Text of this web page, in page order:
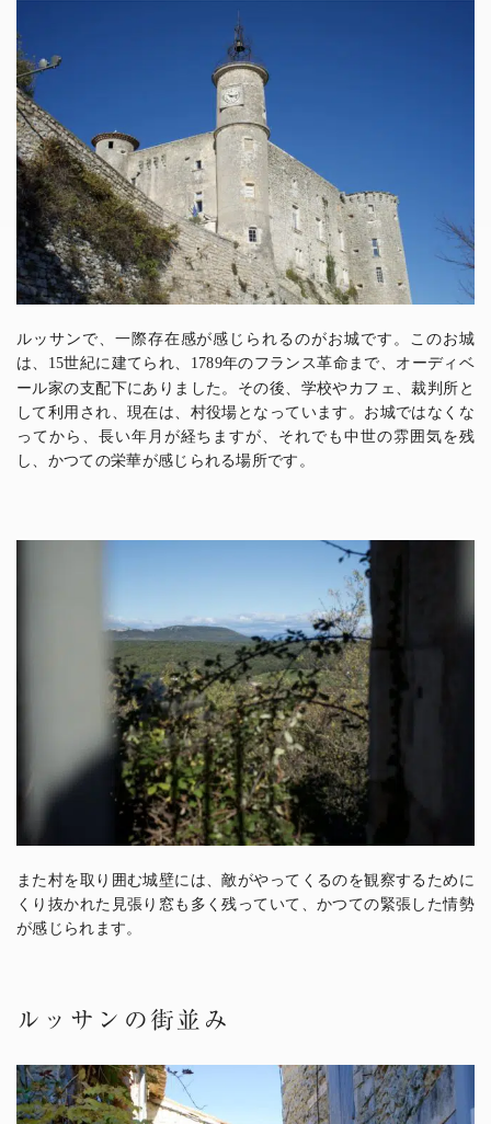
ルッサンで、一際存在感が感じられるのがお城です。このお城
は、
15世紀に建てられ、 1789年のフランス革命まで、オーディベ
ール家の支配下にありました。その後、学校やカフェ、裁判所と
して利用され、現在は、村役場となっています。お城ではなくな
ってから、長い年月が経ちますが、それでも中世の雰囲気を残
し、かつての栄華が感じられる場所です。
また村を取り囲む城壁には、敵がやってくるのを観察するために
くり抜かれた見張り窓も多く残っていて、かつての緊張した情勢
が感じられます。
ルッサンの街並み